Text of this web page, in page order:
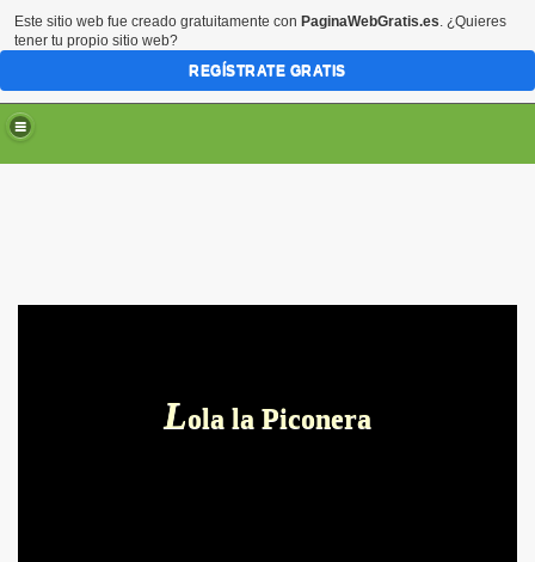
Lola la Piconera
Este sitio web fue creado gratuitamente con PaginaWebGratis.es. ¿Quieres
tener tu propio sitio web?
REGÍSTRATE GRATIS